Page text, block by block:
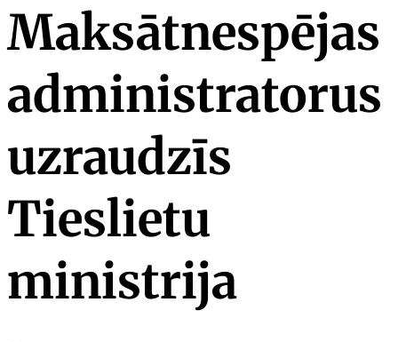
Maksātnespējas
administratorus
uzraudzīs
Tieslietu
ministrija